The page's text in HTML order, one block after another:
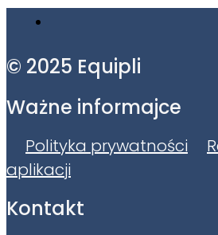
© 2025 Equipli
Ważne informajce
Polityka prywatności
aplikacji
Kontakt